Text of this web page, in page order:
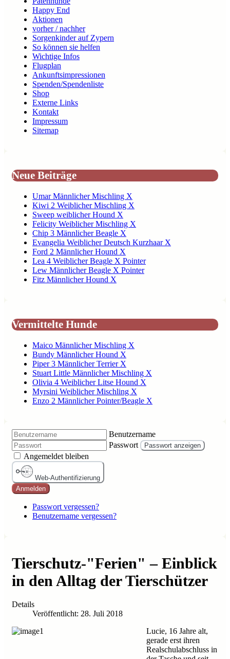
Happy End
Aktionen
vorher / nachher
Sorgenkinder auf Zypern
So können sie helfen
Wichtige Infos
Flugplan
Ankunftsimpressionen
Spenden/Spendenliste
Shop
Externe Links
Kontakt
Impressum
Sitemap
Neue Beiträge
Umar Männlicher Mischling X
Kiwi 2 Weiblicher Mischling X
Sweep weiblicher Hound X
Felicity Weiblicher Mischling X
Chip 3 Männlicher Beagle X
Evangelia Weiblicher Deutsch Kurzhaar X
Ford 2 Männlicher Hound X
Lea 4 Weiblicher Beagle X Pointer
Lew Männlicher Beagle X Pointer
Fitz Männlicher Hound X
Vermittelte Hunde
Maico Männlicher Mischling X
Bundy Männlicher Hound X
Piper 3 Männlicher Terrier X
Stuart Little Männlicher Mischling X
Olivia 4 Weiblicher Litse Hound X
Myrsini Weiblicher Mischling X
Enzo 2 Männlicher Pointer/Beagle X
Benutzername
Passwort
Passwort anzeigen
Angemeldet bleiben
Web-Authentifizierung
Anmelden
Passwort vergessen?
Benutzername vergessen?
Tierschutz-"Ferien" – Einblick
in den Alltag der Tierschützer
Details
Veröffentlicht: 28. Juli 2018
Lucie, 16 Jahre alt,
gerade erst ihren
Realschulabschluss in